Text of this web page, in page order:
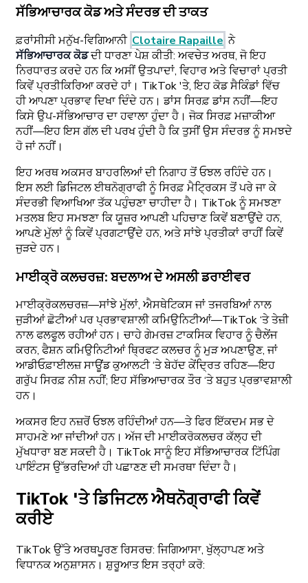
ਸੱਭਿਆਚਾਰਕ ਕੋਡ ਅਤੇ ਸੰਦਰਭ ਦੀ ਤਾਕਤ
ਫ਼ਰਾਂਸੀਸੀ ਮਨੁੱਖ-ਵਿਗਿਆਨੀ Clotaire Rapaille ਨੇ
ਸੱਭਿਆਚਾਰਕ ਕੋਡਦੀ ਧਾਰਣਾ ਪੇਸ਼ ਕੀਤੀ: ਅਵਚੇਤ ਅਰਥ, ਜੋ ਇਹ
ਨਿਰਧਾਰਤ ਕਰਦੇ ਹਨ ਕਿ ਅਸੀਂ ਉਤਪਾਦਾਂ, ਵਿਹਾਰ ਅਤੇ ਵਿਚਾਰਾਂ ਪ੍ਰਤੀ
ਕਿਵੇਂ ਪ੍ਰਤੀਕਿਰਿਆ ਕਰਦੇ ਹਾਂ। TikTok 'ਤੇ, ਇਹ ਕੋਡ ਸੈਕਿੰਡਾਂ ਵਿੱਚ
ਹੀ ਆਪਣਾ ਪ੍ਰਭਾਵ ਦਿਖਾ ਦਿੰਦੇ ਹਨ। ਡਾਂਸ ਸਿਰਫ਼ ਡਾਂਸ ਨਹੀਂ—ਇਹ
ਕਿਸੇ ਉਪ-ਸੱਭਿਆਚਾਰ ਦਾ ਹਵਾਲਾ ਹੁੰਦਾ ਹੈ। ਜੋਕ ਸਿਰਫ਼ ਮਜ਼ਾਕੀਆ
ਨਹੀਂ—ਇਹ ਇਸ ਗੱਲ ਦੀ ਪਰਖ ਹੁੰਦੀ ਹੈ ਕਿ ਤੁਸੀਂ ਉਸ ਸੰਦਰਭ ਨੂੰ ਸਮਝਦੇ
ਹੋ ਜਾਂ ਨਹੀਂ।
ਇਹ ਅਰਥ ਅਕਸਰ ਬਾਹਰਲਿਆਂ ਦੀ ਨਿਗਾਹ ਤੋਂ ਓਝਲ ਰਹਿੰਦੇ ਹਨ।
ਇਸ ਲਈ ਡਿਜਿਟਲ ਈਥਨੋਗ੍ਰਾਫੀ ਨੂੰ ਸਿਰਫ਼ ਮੈਟ੍ਰਿਕਸ ਤੋਂ ਪਰੇ ਜਾ ਕੇ
ਸੰਦਰਭੀ ਵਿਆਖਿਆ ਤੱਕ ਪਹੁੰਚਣਾ ਚਾਹੀਦਾ ਹੈ। TikTok ਨੂੰ ਸਮਝਣਾ
ਮਤਲਬ ਇਹ ਸਮਝਣਾ ਕਿ ਯੂਜ਼ਰ ਆਪਣੀ ਪਹਿਚਾਣ ਕਿਵੇਂ ਬਣਾਉਂਦੇ ਹਨ,
ਆਪਣੇ ਮੁੱਲਾਂ ਨੂੰ ਕਿਵੇਂ ਪ੍ਰਗਟਾਉਂਦੇ ਹਨ, ਅਤੇ ਸਾਂਝੇ ਪ੍ਰਤੀਕਾਂ ਰਾਹੀਂ ਕਿਵੇਂ
ਜੁੜਦੇ ਹਨ।
ਮਾਈਕ੍ਰੋ ਕਲਚਰਜ਼: ਬਦਲਾਅ ਦੇ ਅਸਲੀ ਡਰਾਈਵਰ
ਮਾਈਕ੍ਰੋਕਲਚਰਜ਼—ਸਾਂਝੇ ਮੁੱਲਾਂ, ਐਸਥੇਟਿਕਸ ਜਾਂ ਤਜਰਬਿਆਂ ਨਾਲ
ਜੁੜੀਆਂ ਛੋਟੀਆਂ ਪਰ ਪ੍ਰਭਾਵਸ਼ਾਲੀ ਕਮਿਉਨਿਟੀਆਂ—TikTok ‘ਤੇ ਤੇਜ਼ੀ
ਨਾਲ ਫਲਫੂਲ ਰਹੀਆਂ ਹਨ। ਚਾਹੇ ਗੇਮਰਜ਼ ਟਾਕਸਿਕ ਵਿਹਾਰ ਨੂੰ ਚੈਲੇਂਜ
ਕਰਨ, ਫੈਸ਼ਨ ਕਮਿਉਨਿਟੀਆਂ ਥ੍ਰਿਫਟ ਕਲਚਰ ਨੂੰ ਮੁੜ ਅਪਣਾਉਣ, ਜਾਂ
ਆਡੀਓਫ਼ਾਈਲਜ਼ ਸਾਊਂਡ ਕੁਆਲਟੀ ‘ਤੇ ਬੇਹੱਦ ਕੇਂਦ੍ਰਿਤ ਰਹਿਣ—ਇਹ
ਗਰੁੱਪ ਸਿਰਫ਼ ਨੀਸ਼ ਨਹੀਂ; ਇਹ ਸੱਭਿਆਚਾਰਕ ਤੌਰ ‘ਤੇ ਬਹੁਤ ਪ੍ਰਭਾਵਸ਼ਾਲੀ
ਹਨ।
ਅਕਸਰ ਇਹ ਨਜ਼ਰੋਂ ਓਝਲ ਰਹਿੰਦੀਆਂ ਹਨ—ਤੇ ਫਿਰ ਇੱਕਦਮ ਸਭ ਦੇ
ਸਾਹਮਣੇ ਆ ਜਾਂਦੀਆਂ ਹਨ। ਅੱਜ ਦੀ ਮਾਈਕਰੋਕਲਚਰ ਕੱਲ੍ਹ ਦੀ
ਮੁੱਖਧਾਰਾ ਬਣ ਸਕਦੀ ਹੈ। TikTok ਸਾਨੂੰ ਇਹ ਸੱਭਿਆਚਾਰਕ ਟਿੱਪਿੰਗ
ਪਾਇੰਟਸ ਉੱਭਰਦਿਆਂ ਹੀ ਪਛਾਣਣ ਦੀ ਸਮਰਥਾ ਦਿੰਦਾ ਹੈ।
TikTok 'ਤੇ ਡਿਜਿਟਲ ਐਥਨੋਗ੍ਰਾਫੀ ਕਿਵੇਂ
ਕਰੀਏ
TikTok ਉੱਤੇ ਅਰਥਪੂਰਣ ਰਿਸਰਚ: ਜਿਗਿਆਸਾ, ਖੁੱਲ੍ਹਾਪਣ ਅਤੇ
ਵਿਧਾਨਕ ਅਨੁਸ਼ਾਸਨ। ਸ਼ੁਰੂਆਤ ਇਸ ਤਰ੍ਹਾਂ ਕਰੋ: